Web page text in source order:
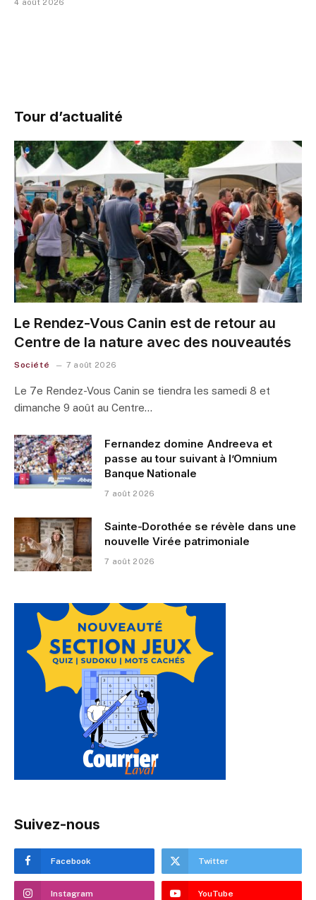
4 août 2026
Tour d’actualité
Le Rendez-Vous Canin est de retour au
Centre de la nature avec des nouveautés
Société 7 août 2026
Le 7e Rendez-Vous Canin se tiendra les samedi 8 et
dimanche 9 août au Centre…
Fernandez domine Andreeva et
passe au tour suivant à l’Omnium
Banque Nationale
7 août 2026
Sainte-Dorothée se révèle dans une
nouvelle Virée patrimoniale
7 août 2026
Suivez-nous
Facebook Twitter
Instagram YouTube